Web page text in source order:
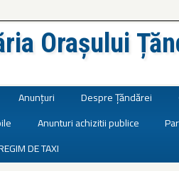
Orașului
Anunțuri Despre Țăndărei
Anunturi achizitii publice
DE TAXI